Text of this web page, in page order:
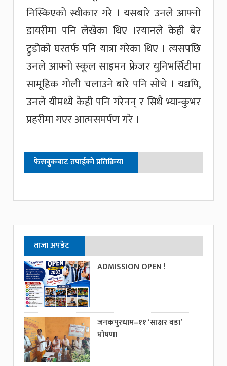
निस्किएको स्वीकार गरे । यसबारे उनले आफ्नो
डायरीमा पनि लेखेका थिए ।रयानले केही बेर
ट्रुडोको घरतर्फ पनि यात्रा गरेका थिए । त्यसपछि
उनले आफ्नो स्कूल साइमन फ्रेजर युनिभर्सिटीमा
सामूहिक गोली चलाउने बारे पनि सोचे । यद्यपि,
उनले यीमध्ये केही पनि गरेनन् र सिधै भ्यान्कुभर
प्रहरीमा गएर आत्मसमर्पण गरे ।
फेसबुकबाट तपाईको प्रतिक्रिया
ताजा अपडेट
ADMISSION OPEN !
जनकपुरधाम–११ ‘साक्षर वडा’
घोषणा